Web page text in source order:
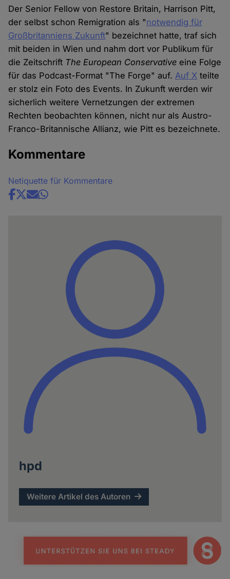
Der Senior Fellow von Restore Britain, Harrison Pitt,
der selbst schon Remigration als "notwendig für
Großbritanniens Zukunft" bezeichnet hatte, traf sich
mit beiden in Wien und nahm dort vor Publikum für
die Zeitschrift The European Conservative eine Folge
für das Podcast-Format "The Forge" auf. Auf X teilte
er stolz ein Foto des Events. In Zukunft werden wir
sicherlich weitere Vernetzungen der extremen
Rechten beobachten können, nicht nur als Austro-
Franco-Britannische Allianz, wie Pitt es bezeichnete.
Kommentare
Netiquette für Kommentare
Share
hpd
Weitere Artikel des Autoren